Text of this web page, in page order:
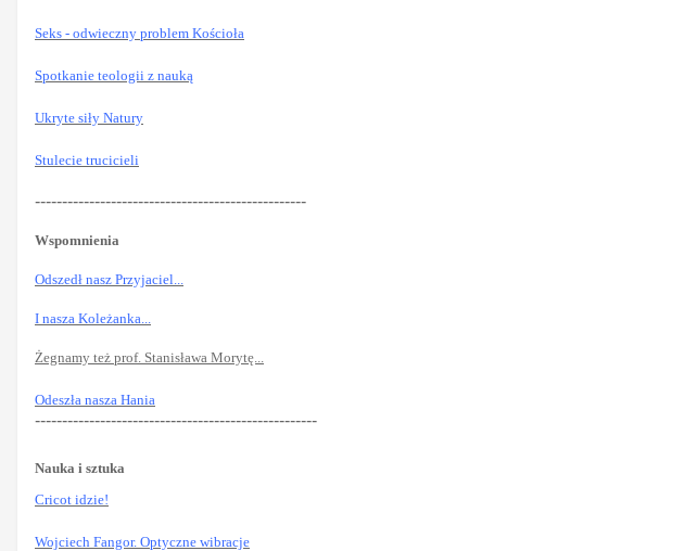
Seks - odwieczny problem Kościoła
Spotkanie teologii z nauką
Ukryte siły Natury
Stulecie trucicieli
--------------------------------------------------
Wspomnienia
Odszedł nasz Przyjaciel...
I nasza Koleżanka...
Żegnamy też prof. Stanisława Morytę...
Odeszła nasza Hania
----------------------------------------------------
Nauka i sztuka
Cricot idzie!
Wojciech Fangor. Optyczne wibracje